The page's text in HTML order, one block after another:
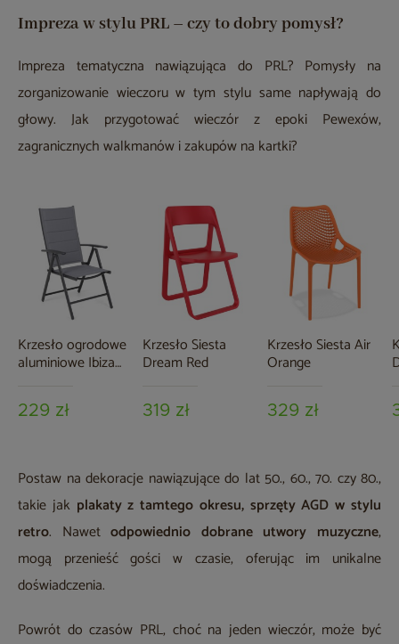
Impreza w stylu PRL – czy to dobry pomysł?
Impreza tematyczna nawiązująca do PRL? Pomysły na
zorganizowanie wieczoru w tym stylu same napływają do
głowy. Jak przygotować wieczór z epoki Pewexów,
zagranicznych walkmanów i zakupów na kartki?
Krzesło ogrodowe
aluminiowe Ibiza
Grey
229 zł
Krzesło Siesta
Dream Red
319 zł
Krzesło Siesta Air
Orange
329 zł
Postaw na dekoracje nawiązujące do lat 50., 60., 70. czy 80.,
takie jak plakaty z tamtego okresu, sprzęty AGD w stylu
retro. Nawetodpowiednio dobrane utwory muzyczne,
mogą przenieść gości w czasie, oferując im unikalne
doświadczenia.
Powrót do czasów PRL, choć na jeden wieczór, może być